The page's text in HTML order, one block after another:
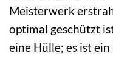
Meisterwerk
optimal geschützt
eine Hülle; es ist ein